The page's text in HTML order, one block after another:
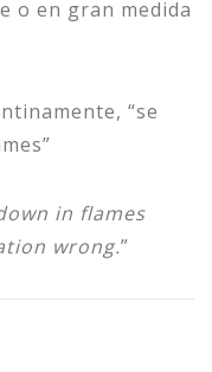
o en gran medida
“se
in flames
wrong.”